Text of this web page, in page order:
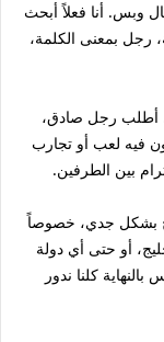
وبس. أنا فعلاً أبحث
رجل بمعنى الكلمة،
رجل صادق،
فيه لعب أو تجارب
بين الطرفين.
بشكل جدي، خصوصاً
أو حتى أي دولة
كلنا ندور